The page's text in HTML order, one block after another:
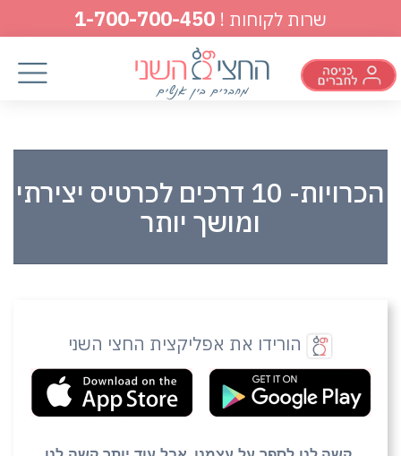
שרות לקוחות ! 1-700-700-450
הכרויות- 10 דרכים לכרטיס יצירתי
ומושך יותר
הורידו את אפליקצית החצי השני